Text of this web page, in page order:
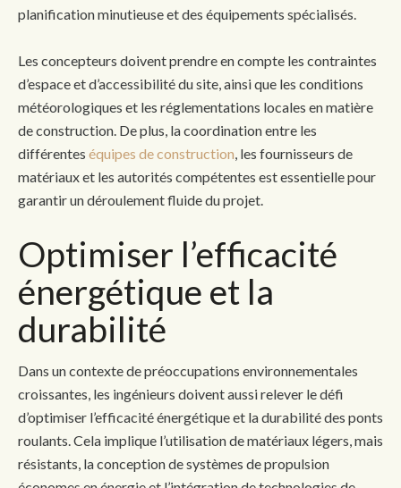
planification minutieuse et des équipements spécialisés.
Les concepteurs doivent prendre en compte les contraintes
d’espace et d’accessibilité du site, ainsi que les conditions
météorologiques et les réglementations locales en matière
de construction. De plus, la coordination entre les
différentes équipes de construction , les fournisseurs de
matériaux et les autorités compétentes est essentielle pour
garantir un déroulement fluide du projet.
Optimiser l’efficacité
énergétique et la
durabilité
Dans un contexte de préoccupations environnementales
croissantes, les ingénieurs doivent aussi relever le défi
d’optimiser l’efficacité énergétique et la durabilité des ponts
roulants. Cela implique l’utilisation de matériaux légers, mais
résistants, la conception de systèmes de propulsion